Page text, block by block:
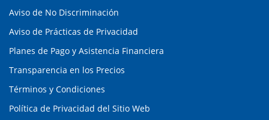
Aviso de No Discriminación
Aviso de Prácticas de Privacidad
Planes de Pago y Asistencia Financiera
Transparencia en los Precios
Términos y Condiciones
Política de Privacidad del Sitio Web